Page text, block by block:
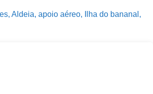
, Aldeia, apoio aéreo, Ilha do bananal ,